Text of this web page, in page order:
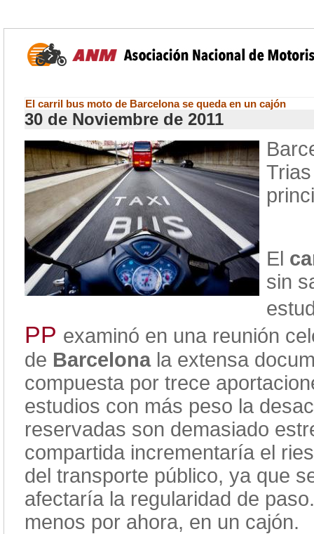
El carril bus moto de Barcelona se queda en un cajón
30 de Noviembre de 2011
El
sin
PP examinó en una reunión
de Barcelona la extensa
compuesta por trece
estudios con más peso la
reservadas son demasiado
compartida incrementaría el
del transporte público, ya que
afectaría la regularidad de
menos por ahora, en un cajón.